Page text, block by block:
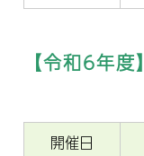
【令和6年度】
開催日